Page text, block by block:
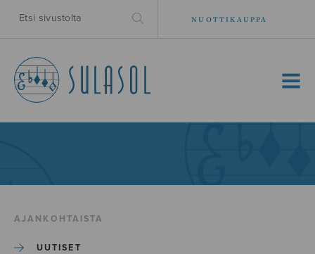
NUOTTIKAUPPA
MENU
AJANKOHTAISTA
UUTISET